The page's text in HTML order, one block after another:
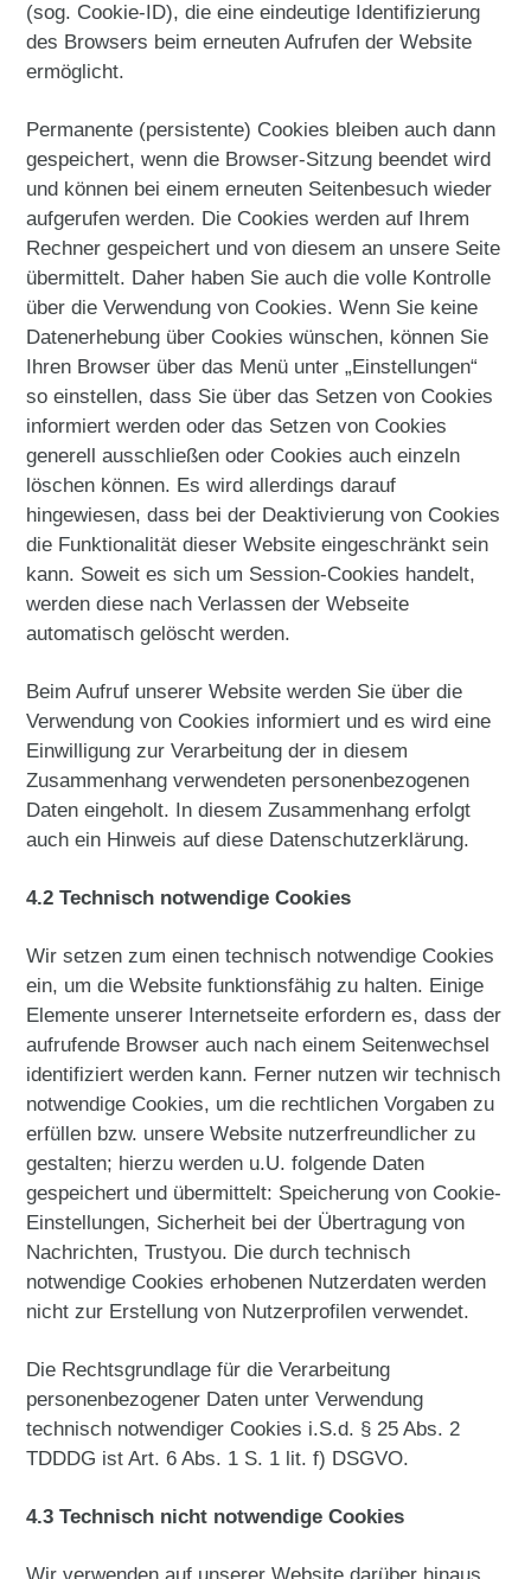
(sog. Cookie-ID), die eine eindeutige Identifizierung
des Browsers beim erneuten Aufrufen der Website
ermöglicht.
Permanente (persistente) Cookies bleiben auch dann
gespeichert, wenn die Browser-Sitzung beendet wird
und können bei einem erneuten Seitenbesuch wieder
aufgerufen werden. Die Cookies werden auf Ihrem
Rechner gespeichert und von diesem an unsere Seite
übermittelt. Daher haben Sie auch die volle Kontrolle
über die Verwendung von Cookies. Wenn Sie keine
Datenerhebung über Cookies wünschen, können Sie
Ihren Browser über das Menü unter „Einstellungen“
so einstellen, dass Sie über das Setzen von Cookies
informiert werden oder das Setzen von Cookies
generell ausschließen oder Cookies auch einzeln
löschen können. Es wird allerdings darauf
hingewiesen, dass bei der Deaktivierung von Cookies
die Funktionalität dieser Website eingeschränkt sein
kann. Soweit es sich um Session-Cookies handelt,
werden diese nach Verlassen der Webseite
automatisch gelöscht werden.
Beim Aufruf unserer Website werden Sie über die
Verwendung von Cookies informiert und es wird eine
Einwilligung zur Verarbeitung der in diesem
Zusammenhang verwendeten personenbezogenen
Daten eingeholt. In diesem Zusammenhang erfolgt
auch ein Hinweis auf diese Datenschutzerklärung.
4.2 Technisch notwendige Cookies
Wir setzen zum einen technisch notwendige Cookies
ein, um die Website funktionsfähig zu halten. Einige
Elemente unserer Internetseite erfordern es, dass der
aufrufende Browser auch nach einem Seitenwechsel
identifiziert werden kann. Ferner nutzen wir technisch
notwendige Cookies, um die rechtlichen Vorgaben zu
erfüllen bzw. unsere Website nutzerfreundlicher zu
gestalten; hierzu werden u.U. folgende Daten
gespeichert und übermittelt: Speicherung von Cookie-
Einstellungen, Sicherheit bei der Übertragung von
Nachrichten, Trustyou. Die durch technisch
notwendige Cookies erhobenen Nutzerdaten werden
nicht zur Erstellung von Nutzerprofilen verwendet.
Die Rechtsgrundlage für die Verarbeitung
personenbezogener Daten unter Verwendung
technisch notwendiger Cookies i.S.d. § 25 Abs. 2
TDDDG ist Art. 6 Abs. 1 S. 1 lit. f) DSGVO.
4.3 Technisch nicht notwendige Cookies